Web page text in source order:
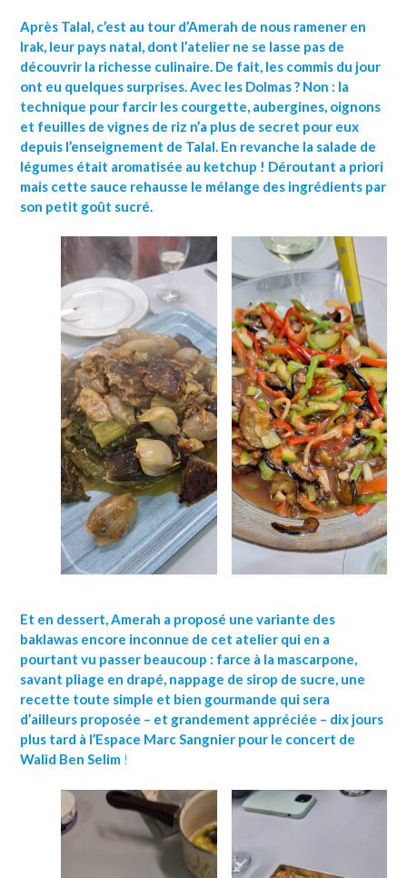
Après Talal, c’est au tour d’Amerah de nous ramener en
Irak, leur pays natal, dont l’atelier ne se lasse pas de
découvrir la richesse culinaire. De fait, les commis du jour
ont eu quelques surprises. Avec les Dolmas ? Non : la
technique pour farcir les courgette, aubergines, oignons
et feuilles de vignes de riz n’a plus de secret pour eux
depuis l’enseignement de Talal. En revanche la salade de
légumes était aromatisée au ketchup ! Déroutant a priori
mais cette sauce rehausse le mélange des ingrédients par
son petit goût sucré.
Et en dessert, Amerah a proposé une variante des
baklawas encore inconnue de cet atelier qui en a
pourtant vu passer beaucoup : farce à la mascarpone,
savant pliage en drapé, nappage de sirop de sucre, une
recette toute simple et bien gourmande qui sera
d’ailleurs proposée – et grandement appréciée – dix jours
plus tard à l’Espace Marc Sangnier pour le concert de
Walid Ben Selim !